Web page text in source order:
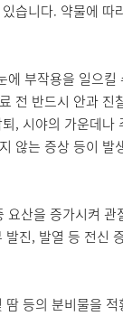
습니다. 약물에 따
에 부작용을 일으킬
전 반드시 안과 진
, 시야의 가운데나
않는 증상 등이 발
요산을 증가시켜 관
진, 발열 등 전신
땀 등의 분비물을